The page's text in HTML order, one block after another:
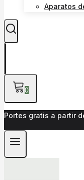
Aparatos
0
Portes gratis a partir